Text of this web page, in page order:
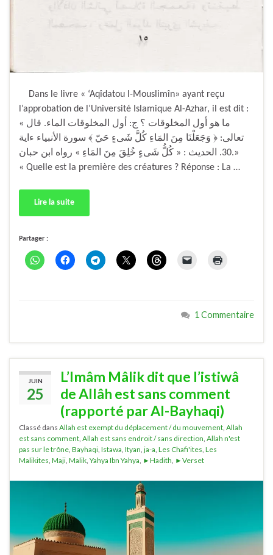
Dans le livre « ‘Aqîdatou l-Mouslimîn» ayant reçu
l’approbation de l’Université Islamique Al-Azhar, il est dit :
« ما هو أول المخلوقات ؟ ج: أول المخلوقات الماء. قال
تعالى: ﴿ وَجَعَلْنَا مِنَ المَاءِ كُلَّ شَىءٍ حَيّ ﴾ سورة الأنبياء ءاية
30. الحديث : « كُلُّ شَىءٍ خُلِقَ مِنَ المَاءِ » رواه ابن حبان.»
« Quelle est la première des créatures ? Réponse : La …
Lire la suite
Partager :
1 Commentaire
JUIN
25
L’Imâm Mâlik dit que l’istiwâ
de Allâh est sans comment
(rapporté par Al-Bayhaqi)
Classé dans Allah est exempt du déplacement / du mouvement Allah
est sans comment Allah est sans endroit / sans direction Allah n'est
pas sur le trône Bayhaqi Istawa Ityan ja-a Les Chafi'ites Les
Malikites Maji Malik Yahya Ibn Yahya ►Hadith ►Verset